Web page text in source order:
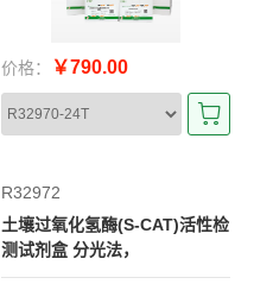
价格： ￥790.00
R32972
土壤过氧化氢酶(S-CAT)活性检
测试剂盒 分光法，